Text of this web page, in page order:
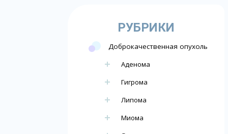
РУБРИКИ
Доброкачественная опухоль
Аденома
Гигрома
Липома
Миома